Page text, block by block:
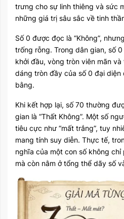
trưng cho sự linh thiêng và sức
những giá trị sâu sắc về tinh
Số 0 được đọc là “Không”,
trống rỗng. Trong dân gian, số
khởi đầu, vòng tròn viên mãn
dáng tròn đầy của số 0 đại diện
bằng.
Khi kết hợp lại, số 70 thường
gian là “Thất Không”. Một số
tiêu cực như “mất trắng”, tuy
mang tính suy diễn. Thực tế,
nghĩa của một con số không
mà còn nằm ở tổng thể dãy số